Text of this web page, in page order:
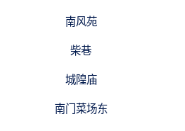
南风苑
柴巷
城隍庙
南门菜场东